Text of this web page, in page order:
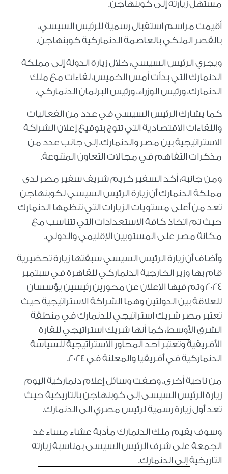
مستهل زيارته إلى كوبنهاجن.
أقيمت مراسم استقبال رسمية للرئيس السيسي،
بالقصر الملكي بالعاصمة الدنماركية كوبنهاجن.
ويجري الرئيس السيسي، خلال زيارة الدولة إلى مملكة
الدنمارك التي بدأت أمس الخميس، لقاءات مع ملك
الدنمارك، ورئيس الوزراء، ورئيس البرلمان الدنماركي.
كما يشارك الرئيس السيسي في عدد من الفعاليات
واللقاءات الاقتصادية التي تتوج بتوقيع إعلان الشراكة
الاستراتيجية بين مصر والدنمارك، إلى جانب عدد من
مذكرات التفاهم في مجالات التعاون المتنوعة.
ومن جانبه، أكد السفير كريم شريف سفير مصر لدى
مملكة الدنمارك أن زيارة الرئيس السيسي لكوبنهاجن
تعد من أعلى مستويات الزيارات التي تنظمها الدنمارك
حيث تم اتخاذ كافة الاستعدادات التي تتناسب مع
مكانة مصر على المستويين الإقليمي والدولي.
وأضاف أن زيارة الرئيس السيسي سبقتها زيارة تحضيرية
قام بها وزير الخارجية الدنماركي للقاهرة في سبتمبر
2024 وتم فيها الإعلان عن محورين رئيسين يؤسسان
للعلاقة بين الدولتين وهما الشراكة الاستراتيجية حيث
تعتبر مصر شريك استراتيجي للدنمارك في منطقة
الشرق الأوسط، كما أنها شريك استراتيجي للقارة
الأفريقية وتعتبر أحد المحاور الاستراتيجية للسياسة
الدنماركية في أفريقيا والمعلنة في 2024.
من ناحية أخرى، وصفت وسائل إعلام دنماركية اليوم
زيارة الرئيس السيسى إلى كوبنهاجن بالتاريخية حيث
تعد أول زيارة رسمية لرئيس مصري إلى الدنمارك.
وسوف يقيم ملك الدنمارك مأدبة عشاء مساء غد
الجمعة على شرف الرئيس السيسى بمناسبة زيارته
التاريخية إلى الدنمارك.